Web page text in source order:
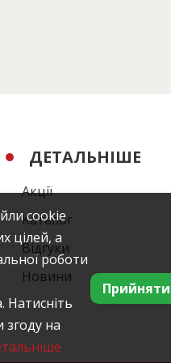
ДЕТАЛЬНІШЕ
Акції
Каталог
Відгуки
Новини
cookie
цілей, а
роботи
Натисніть
на
Прийняти